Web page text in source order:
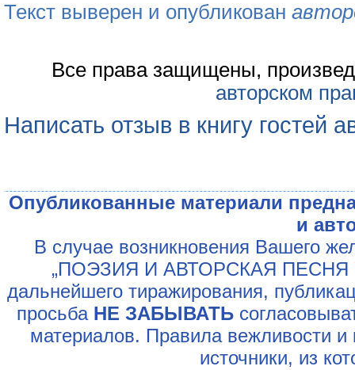
Текст выверен и опубликован
Все права защищены,
авторском
Написать отзыв в книгу гостей
Опубликованные материали
и
В случае возникновения Вашего
„ПОЭЗИЯ И АВТОРСКАЯ ПЕСНЯ
дальнейшего тиражирования,
просьба НЕ ЗАБЫВАТЬ
материалов. Правила вежливости и
источники, из